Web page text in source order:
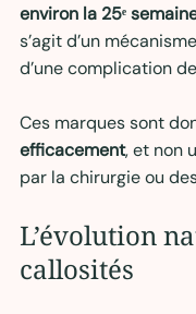
environ la 25ᵉ
s’agit d’un
d’une complication
Ces marques sont
efficacement, et non
par la chirurgie ou
L’évolution
callosités